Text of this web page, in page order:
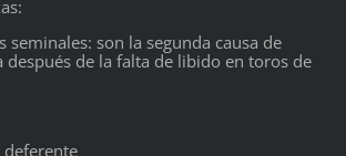
seminales: son la segunda causa de
después de la falta de libido en toros de